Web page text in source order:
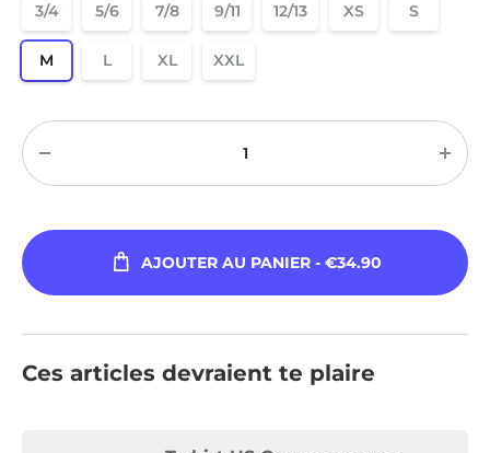
3/4 5/6 7/8 9/11 12/13 XS S
M L XL XXL
Quantité
AJOUTER AU PANIER - €34.90
Ces articles devraient te plaire